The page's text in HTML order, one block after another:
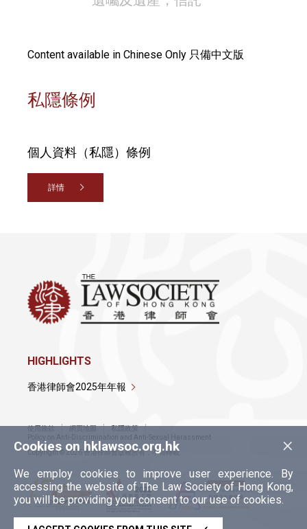
Content available in Chinese Only 只備中文版
私隱條例
個人資料（私隱）條例
詳情
×
Cookies on hklawsoc.org.hk
We employ cookies to improve user experience. By
accessing the website of The Law Society of Hong Kong,
you will be providing your consent to our use of cookies.
HIGHLIGHTS
香港律師會2025年年報
使用條款 網頁地圖
私隱政策
Policy on Anti-Discrimination and Anti-Sexual Harassment
Copyright © 2026 香港律師會版權所有，不得轉載